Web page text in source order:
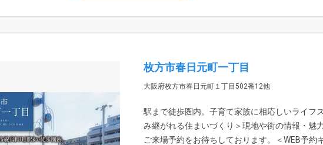
枚方市春日元町一丁目
大阪府枚方市春日元町１丁目502番12他
駅まで徒歩圏内。子育て家族に相応しいライフ
み継がれる住まいづくり＞現地や街の情報・魅
ご来場予約をお待ちしております。＜WEB予約